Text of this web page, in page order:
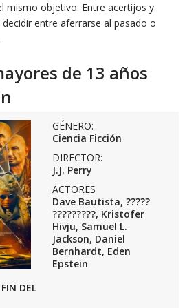
mismo objetivo. Entre acertijos y
decidir entre aferrarse al pasado o
de 13 años
DEL
GÉNERO:
Ciencia Ficción
DIRECTOR:
J.J. Perry
ACTORES
Dave Bautista, ?????
?????????, Kristofer
Hivju, Samuel L.
Jackson, Daniel
Bernhardt, Eden
Epstein